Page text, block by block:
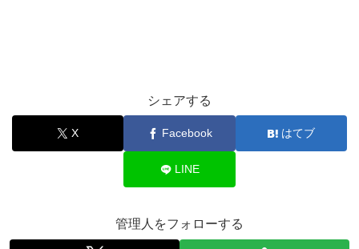
シェアする
X Facebook はてブ
LINE
管理人をフォローする